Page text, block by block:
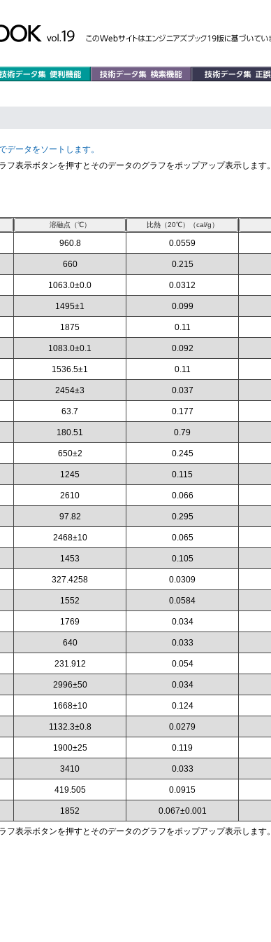
データをソートします。
表示ボタンを押すとそのデータのグラフをポップアップ表示します。
960.8 0.0559
660 0.215
1063.0±0.0 0.0312
1495±1 0.099
1875 0.11
1083.0±0.1 0.092
1536.5±1 0.11
2454±3 0.037
63.7 0.177
180.51 0.79
650±2 0.245
1245 0.115
2610 0.066
97.82 0.295
2468±10 0.065
1453 0.105
327.4258 0.0309
1552 0.0584
1769 0.034
640 0.033
231.912 0.054
2996±50 0.034
1668±10 0.124
1132.3±0.8 0.0279
1900±25 0.119
3410 0.033
419.505 0.0915
1852 0.067±0.001
表示ボタンを押すとそのデータのグラフをポップアップ表示します。